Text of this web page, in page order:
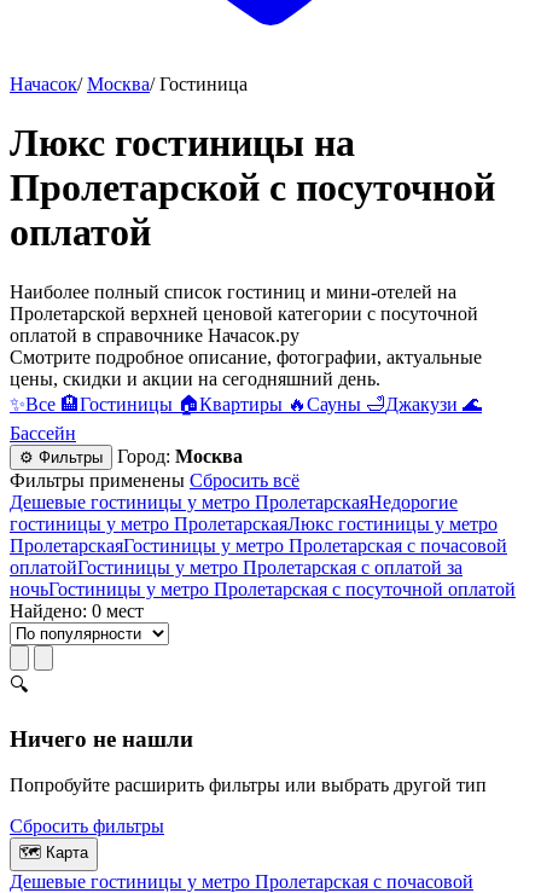
Начасок/ Москва/ Гостиница
Люкс гостиницы на
Пролетарской c посуточной
оплатой
Наиболее полный список гостиниц и мини-отелей на
Пролетарской верхней ценовой категории c посуточной
оплатой в справочнике Начасок.ру
Смотрите подробное описание, фотографии, актуальные
цены, скидки и акции на сегодняшний день.
✨Все 🏨Гостиницы 🏠Квартиры 🔥Сауны 🛁Джакузи 🌊
Бассейн
⚙ Фильтры Город: Москва
Фильтры применены Сбросить всё
Дешевые гостиницы у метро ПролетарскаяНедорогие
гостиницы у метро ПролетарскаяЛюкс гостиницы у метро
ПролетарскаяГостиницы у метро Пролетарская c почасовой
оплатойГостиницы у метро Пролетарская с оплатой за
ночьГостиницы у метро Пролетарская c посуточной оплатой
Найдено: 0 мест
🔍
Ничего не нашли
Попробуйте расширить фильтры или выбрать другой тип
Сбросить фильтры
🗺 Карта
Дешевые гостиницы у метро Пролетарская c почасовой